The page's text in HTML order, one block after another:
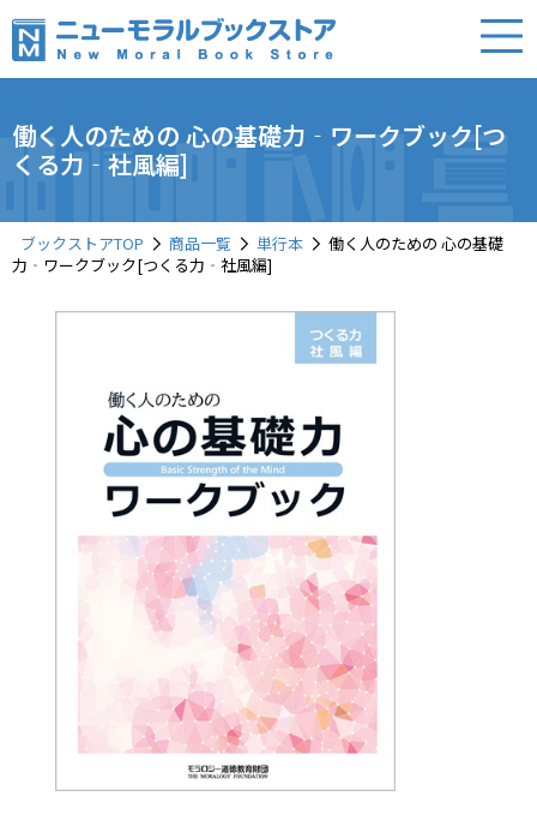
働く人のための 心の基礎⼒‐ワークブック[つ
くる⼒‐社風編]
ブックストアTOP 商品一覧 単行本
働く人のための 心の基礎
⼒‐ワークブック[つくる⼒‐社風編]